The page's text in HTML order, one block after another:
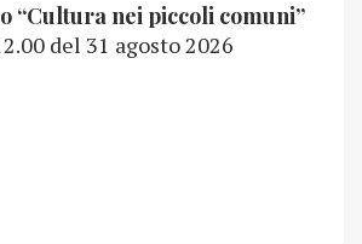
“Cultura nei piccoli comuni”
del 31 agosto 2026